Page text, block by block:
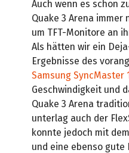
Auch wenn es schon
Quake 3 Arena immer
um TFT-Monitore an
Als hätten wir ein
Ergebnisse des
Samsung SyncMaster
Geschwindigkeit und
Quake 3 Arena
unterlag auch der
konnte jedoch mit
und eine ebenso gute